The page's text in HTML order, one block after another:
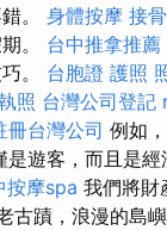
。 身體按摩 接
。 台中推拿推薦
。 台胞證 護照
照 台灣公司登記
冊台灣公司 例如
遊客，而且是
按摩spa 我們將財
古蹟，浪漫的島